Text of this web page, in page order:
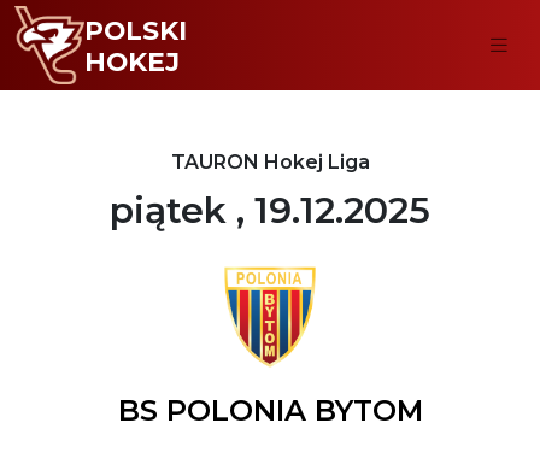
POLSKI
HOKEJ
TAURON Hokej Liga
piątek , 19.12.2025
BS POLONIA BYTOM